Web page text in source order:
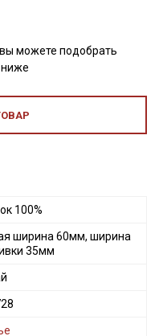
можете подобрать
ниже
100%
ширина 60мм, ширина
35мм
30% на узкие